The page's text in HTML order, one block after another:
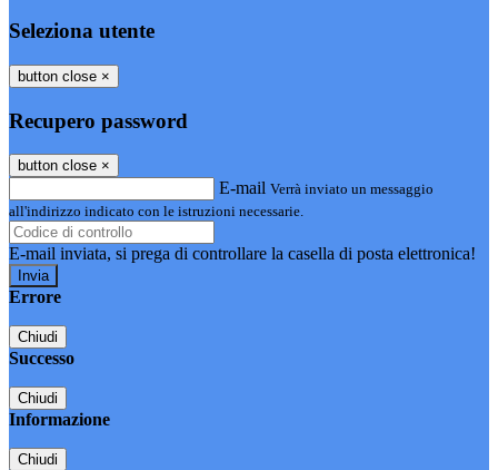
Seleziona utente
button close ×
Recupero password
button close ×
E-mail Verrà inviato un messaggio
all'indirizzo indicato con le istruzioni necessarie.
E-mail inviata, si prega di controllare la casella di posta elettronica!
Errore
Chiudi
Successo
Chiudi
Informazione
Chiudi